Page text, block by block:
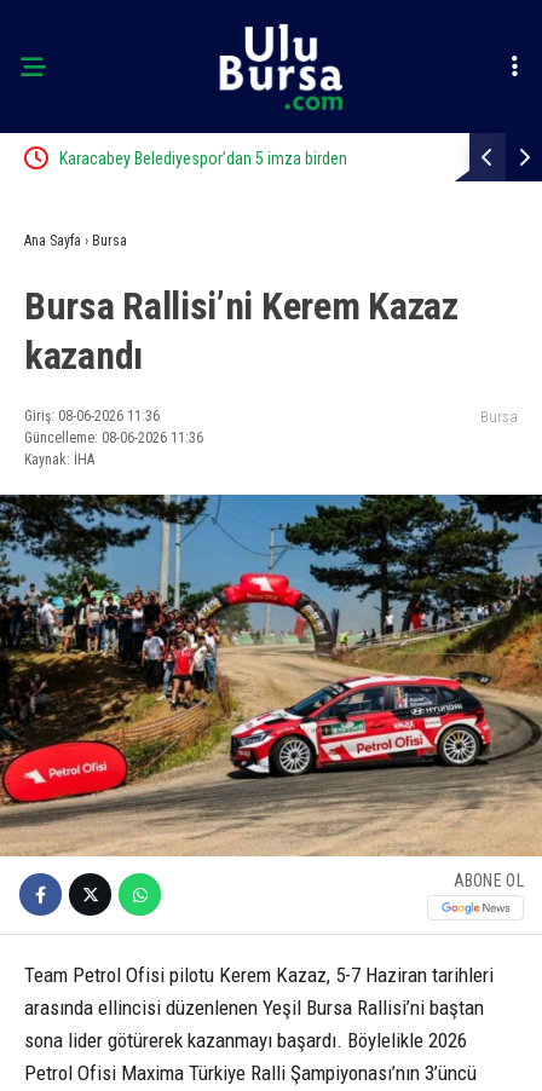
Karacabey Belediyespor’dan 5 imza birden
Ana Sayfa › Bursa
Bursa Rallisi’ni Kerem Kazaz
kazandı
Giriş: 08-06-2026 11:36
Güncelleme: 08-06-2026 11:36
Kaynak: İHA
Bursa
ABONE OL
Team Petrol Ofisi pilotu Kerem Kazaz, 5-7 Haziran tarihleri
arasında ellincisi düzenlenen Yeşil Bursa Rallisi’ni baştan
sona lider götürerek kazanmayı başardı. Böylelikle 2026
Petrol Ofisi Maxima Türkiye Ralli Şampiyonası’nın 3’üncü